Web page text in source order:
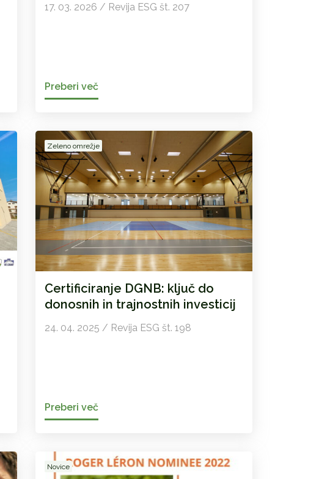
17. 03. 2026 / Revija ESG št. 207
Preberi več
Zeleno omrežje
Certificiranje DGNB: ključ do
donosnih in trajnostnih investicij
24. 04. 2025 / Revija ESG št. 198
Preberi več
Novice